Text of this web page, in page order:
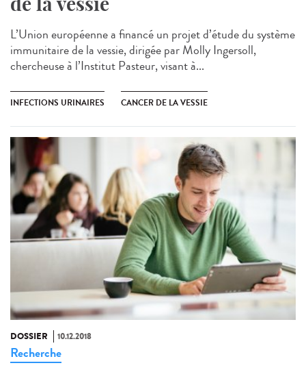
L’Union européenne a financé un projet d’étude du système
immunitaire de la vessie, dirigée par Molly Ingersoll,
chercheuse à l’Institut Pasteur, visant à...
INFECTIONS URINAIRES CANCER DE LA VESSIE
DOSSIER 10.12.2018
Recherche